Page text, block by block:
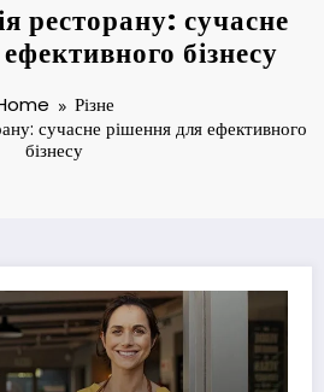
ресторану: сучасне
бізнесу
Різне
сучасне рішення для ефективного
бізнесу